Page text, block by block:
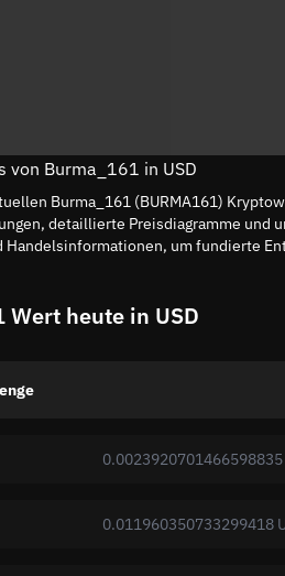
von Burma_161 in USD
Burma_161 (BURMA161)
detaillierte Preisdiagramme und
Handelsinformationen, um fundierte
Wert heute in USD
0.0023920701466598835
0.011960350733299418